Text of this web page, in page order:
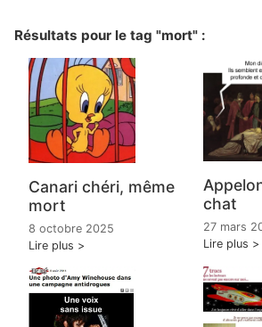
Résultats pour le tag "mort" :
Canari chéri, même
mort
8 octobre 2025
Lire plus
chat
27 mars
Lire plus